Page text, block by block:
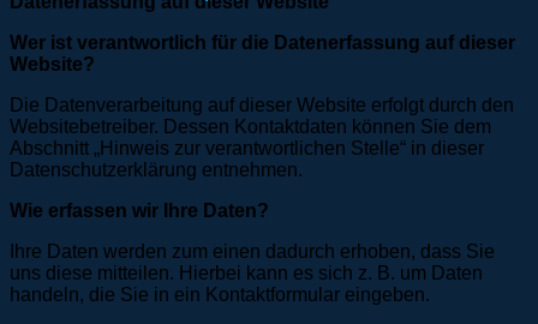
Wer ist verantwortlich für die Datenerfassung auf dieser
Website?
Die Datenverarbeitung auf dieser Website erfolgt durch den
Websitebetreiber. Dessen Kontaktdaten können Sie dem
Abschnitt „Hinweis zur verantwortlichen Stelle“ in dieser
Datenschutzerklärung entnehmen.
Wie erfassen wir Ihre Daten?
Ihre Daten werden zum einen dadurch erhoben, dass Sie
uns diese mitteilen. Hierbei kann es sich z. B. um Daten
handeln, die Sie in ein Kontaktformular eingeben.